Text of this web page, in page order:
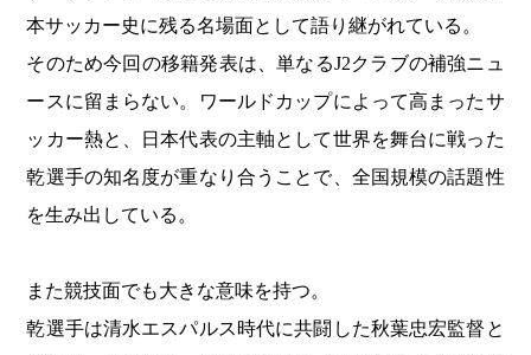
本サッカー史に残る名場面として語り継がれている。
そのため今回の移籍発表は、単なるJ2クラブの補強ニュ
ースに留まらない。ワールドカップによって高まったサ
ッカー熱と、日本代表の主軸として世界を舞台に戦った
乾選手の知名度が重なり合うことで、全国規模の話題性
を生み出している。
また競技面でも大きな意味を持つ。
乾選手は清水エスパルス時代に共闘した秋葉忠宏監督と